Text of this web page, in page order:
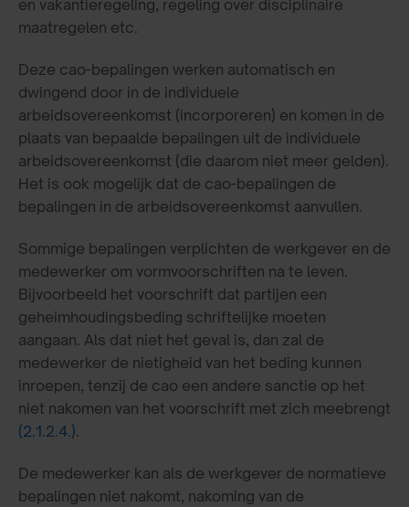
en vakantieregeling, regeling over disciplinaire
maatregelen etc.
Deze cao-bepalingen werken automatisch en
dwingend door in de individuele
arbeidsovereenkomst (incorporeren) en komen in de
plaats van bepaalde bepalingen uit de individuele
arbeidsovereenkomst (die daarom niet meer gelden).
Het is ook mogelijk dat de cao-bepalingen de
bepalingen in de arbeidsovereenkomst aanvullen.
Sommige bepalingen verplichten de werkgever en de
medewerker om vormvoorschriften na te leven.
Bijvoorbeeld het voorschrift dat partijen een
geheimhoudingsbeding schriftelijke moeten
aangaan. Als dat niet het geval is, dan zal de
medewerker de nietigheid van het beding kunnen
inroepen, tenzij de cao een andere sanctie op het
niet nakomen van het voorschrift met zich meebrengt
(2.1.2.4.).
De medewerker kan als de werkgever de normatieve
bepalingen niet nakomt, nakoming van de